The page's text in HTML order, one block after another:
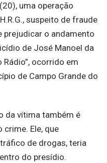
uma operação
suspeito de fraude
prejudicar o andamento
de José Manoel da
Rádio”, ocorrido em
de Campo Grande do
da vítima também é
Ele, que
de drogas, teria
do presídio.